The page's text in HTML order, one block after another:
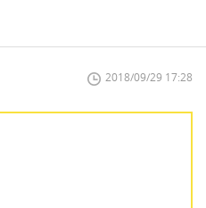
2018/09/29 17:28